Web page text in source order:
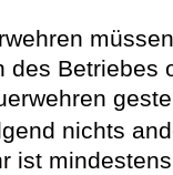
des Betriebes
nichts
ist